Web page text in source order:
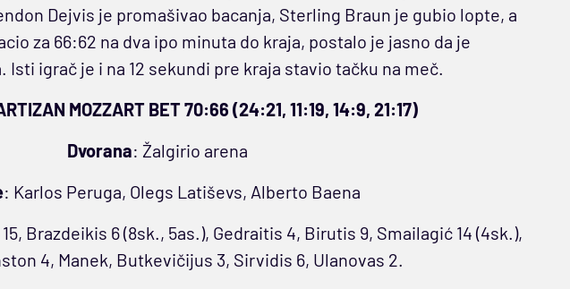
Dejvis je promašivao bacanja, Sterling Braun je gubio lopte, a
za 66:62 na dva ipo minuta do kraja, postalo je jasno da je
Isti igrač je i na 12 sekundi pre kraja stavio tačku na meč.
MOZZART BET 70:66 (24:21, 11:19, 14:9, 21:17)
Dvorana: Žalgirio arena
: Karlos Peruga, Olegs Latiševs, Alberto Baena
Brazdeikis 6 (8sk., 5as.), Gedraitis 4, Birutis 9, Smailagić 14 (4sk.),
4, Manek, Butkevičijus 3, Sirvidis 6, Ulanovas 2.